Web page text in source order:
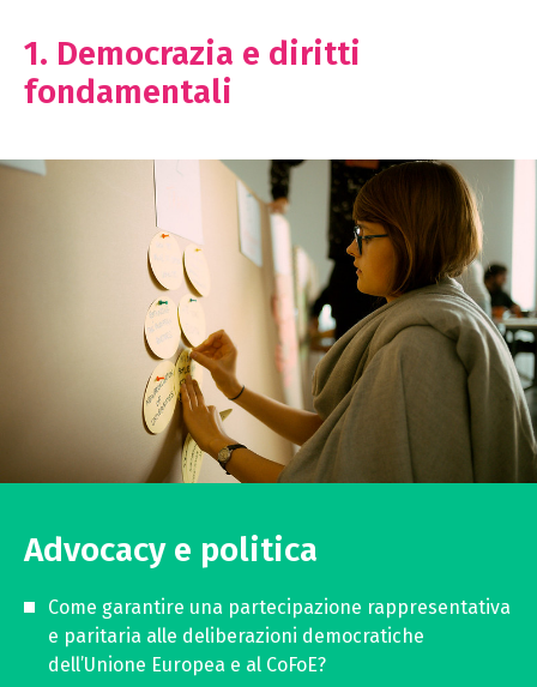
1. Democrazia e diritti
fondamentali
Advocacy e politica
Come garantire una partecipazione rappresentativa
e paritaria alle deliberazioni democratiche
dell’Unione Europea e al CoFoE?